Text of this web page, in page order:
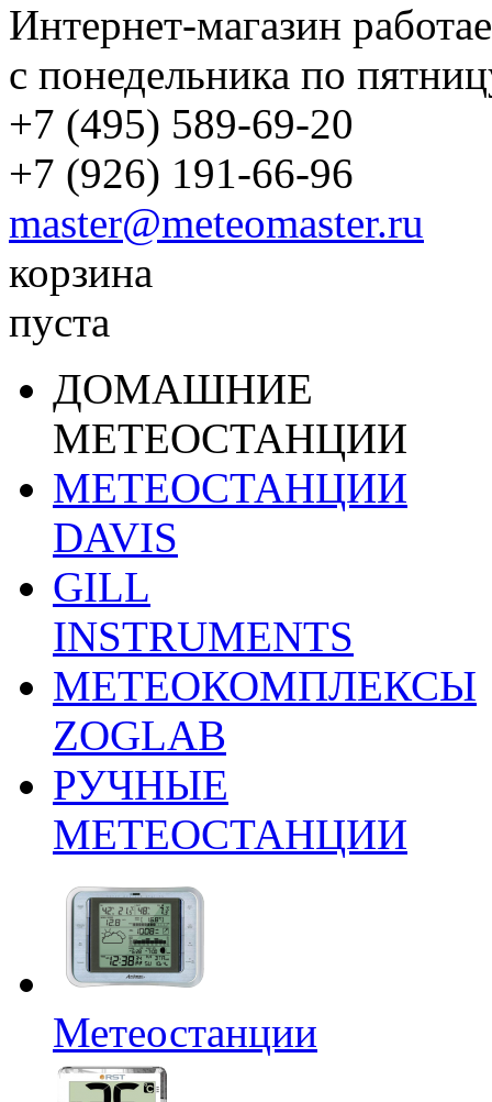
Интернет-магазин
с понедельника по
+7 (495) 589-69-20
+7 (926) 191-66-96
master@meteomaster.ru
корзина
пуста
ДОМАШНИЕ
МЕТЕОСТАНЦИИ
МЕТЕОСТАНЦИИ
DAVIS
GILL
INSTRUMENTS
МЕТЕОКОМПЛЕКСЫ
ZOGLAB
РУЧНЫЕ
МЕТЕОСТАНЦИИ
Метеостанции